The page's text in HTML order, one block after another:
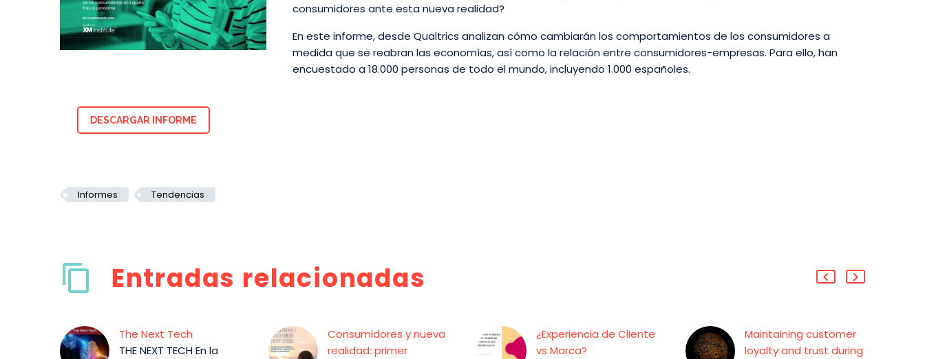
consumidores ante esta nueva realidad?
En este informe, desde Qualtrics analizan cómo cambiarán los comportamientos de los consumidores a
medida que se reabran las economías, así como la relación entre consumidores-empresas. Para ello, han
encuestado a 18.000 personas de todo el mundo, incluyendo 1.000 españoles.
DESCARGAR INFORME
Informes Tendencias
Entradas relacionadas
The Next Tech
THE NEXT TECH En la
Consumidores y nueva
realidad: primer
¿Experiencia de Cliente
vs Marca?
Maintaining customer
loyalty and trust during